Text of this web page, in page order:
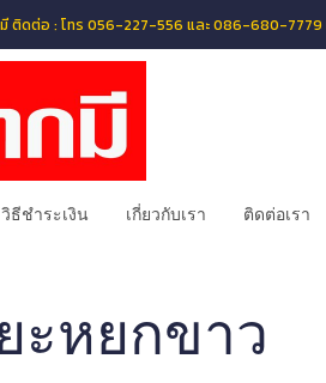
ติดต่อ : โทร 056-227-556 และ 086-680-7779
วิธีชำระเงิน เกี่ยวกับเรา ติดต่อเรา
ะหยกขาว